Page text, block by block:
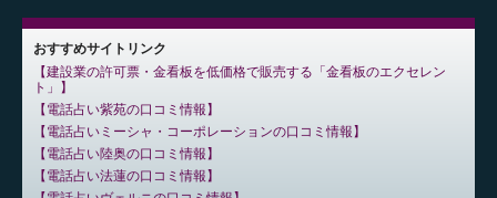
おすすめサイトリンク
建設業の許可票・金看板を低価格で販売する「金看板のエクセレン
ト」
電話占い紫苑の口コミ情報
電話占いミーシャ・コーポレーションの口コミ情報
電話占い陸奥の口コミ情報
電話占い法蓮の口コミ情報